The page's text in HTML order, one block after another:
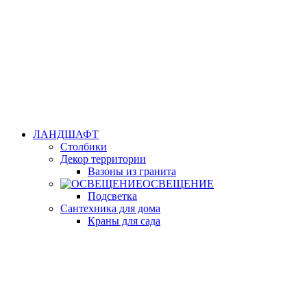
ЛАНДШАФТ
Столбики
Декор территории
Вазоны из гранита
ОСВЕЩЕНИЕ
Подсветка
Сантехника для дома
Краны для сада